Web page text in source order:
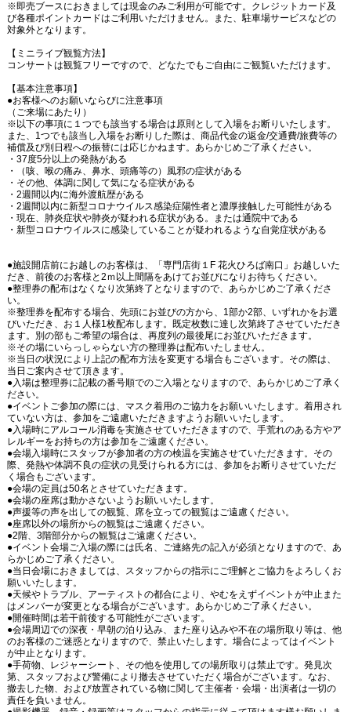
※即売ブースにおきましては現金のみご利用が可能です。クレジットカード及
び各種ポイントカードはご利用いただけません。また、駐車場サービスなどの
対象外となります。
【ミニライブ観覧方法】
コンサートは観覧フリーですので、どなたでもご自由にご観覧いただけます。
【基本注意事項】
●お客様へのお願いならびに注意事項
（ご来場にあたり）
※以下の事項に１つでも該当する場合は原則として入場をお断りいたします。
また、1つでも該当し入場をお断りした際は、商品代金の返金/交通費/旅費等の
補償及び別日程への振替には応じかねます。あらかじめご了承ください。
・37度5分以上の発熱がある
・（咳、喉の痛み、鼻水、頭痛等の）風邪の症状がある
・その他、体調に関して気になる症状がある
・2週間以内に海外渡航歴がある
・2週間以内に新型コロナウイルス感染症陽性者と濃厚接触した可能性がある
・現在、肺炎症状や肺炎が疑われる症状がある。または通院中である
・新型コロナウイルスに感染していることが疑われるような自覚症状がある
●施設開店前にお越しのお客様は、「専門店街１F 花火ひろば南口」お越しいた
だき、前後のお客様と2ｍ以上間隔をあけてお並びになりお待ちください。
●整理券の配布はなくなり次第終了となりますので、あらかじめご了承くださ
い。
※整理券を配布する場合、先頭にお並びの方から、1部か2部、いずれかをお選
びいただき、お１人様1枚配布します。既定枚数に達し次第終了させていただき
ます。別の部もご希望の場合は、再度列の最後尾にお並びいただきます。
※その場にいらっしゃらない方の整理券は配布いたしません。
※当日の状況により上記の配布方法を変更する場合もございます。その際は、
当日ご案内させて頂きます。
●入場は整理券に記載の番号順でのご入場となりますので、あらかじめご了承く
ださい。
●イベントご参加の際には、マスク着用のご協力をお願いいたします。着用され
ていない方は、参加をご遠慮いただきますようお願いいたします。
●入場時にアルコール消毒を実施させていただきますので、手荒れのある方やア
レルギーをお持ちの方は参加をご遠慮ください。
●会場入場時にスタッフが参加者の方の検温を実施させていただきます。その
際、発熱や体調不良の症状の見受けられる方には、参加をお断りさせていただ
く場合もございます。
●会場の定員は50名とさせていただきます。
●会場の座席は動かさないようお願いいたします。
●声援等の声を出しての観覧、席を立っての観覧はご遠慮ください。
●座席以外の場所からの観覧はご遠慮ください。
●2階、3階部分からの観覧はご遠慮ください。
●イベント会場ご入場の際には氏名、ご連絡先の記入が必須となりますので、あ
らかじめご了承ください。
●当日会場におきましては、スタッフからの指示にご理解とご協力をよろしくお
願いいたします。
●天候やトラブル、アーティストの都合により、やむをえずイベントが中止また
はメンバーが変更となる場合がございます。あらかじめご了承ください。
●開催時間は若干前後する可能性がございます。
●会場周辺での深夜・早朝の泊り込み、また座り込みや不在の場所取り等は、他
のお客様のご迷惑となりますので、禁止いたします。場合によってはイベント
が中止となります。
●手荷物、レジャーシート、その他を使用しての場所取りは禁止です。発見次
第、スタッフおよび警備により撤去させていただく場合がございます。なお、
撤去した物、および放置されている物に関して主催者・会場・出演者は一切の
責任を負いません。